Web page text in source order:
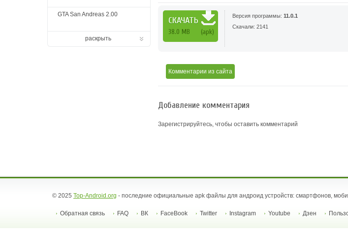
СКАЧАТЬ
38.0 MB (apk)
Версия программы: 11.0.1
Скачали: 2141
Комментарии из сайта
Добавление комментария
Зарегистрируйтесь, чтобы оставить комментарий
GTA San Andreas 2.00
раскрыть
© 2025 Top-Android.org - последние официальные apk файлы для андроид устройств: смартфонов,
Обратная связь FAQ ВК FaceBook Twitter Instagram Youtube Дзен